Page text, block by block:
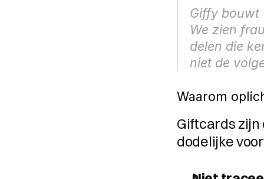
Giffy bouwt
We zien
delen die
niet de
Waarom
Giftcards
dodelijke